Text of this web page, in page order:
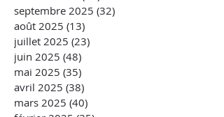
septembre 2025 (32)
août 2025 (13)
juillet 2025 (23)
juin 2025 (48)
mai 2025 (35)
avril 2025 (38)
mars 2025 (40)